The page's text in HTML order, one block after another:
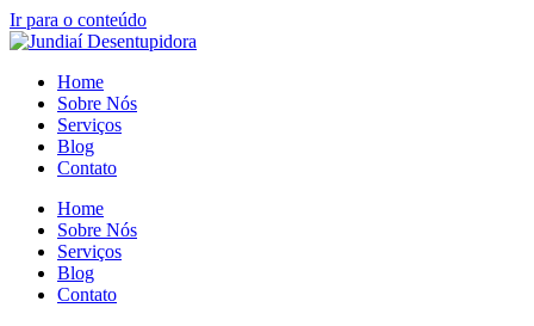
Ir para o conteúdo
Home
Sobre Nós
Serviços
Blog
Contato
Home
Sobre Nós
Serviços
Blog
Contato